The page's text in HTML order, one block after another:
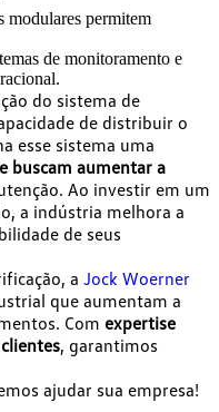
modulares permitem
de monitoramento e
do sistema de
de distribuir o
esse sistema uma
buscam aumentar a
Ao investir em um
a indústria melhora a
de seus
a Jock Woerner
que aumentam a
Com expertise
, garantimos
ajudar sua empresa!